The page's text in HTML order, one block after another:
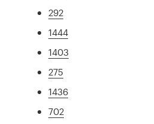
292
1444
1403
275
1436
702